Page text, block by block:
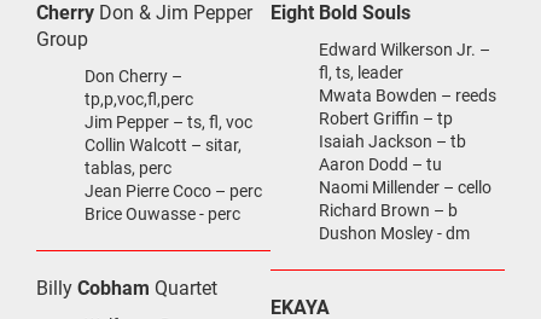
Cherry Don & Jim Pepper
Group
Don Cherry –
tp,p,voc,fl,perc
Jim Pepper – ts, fl, voc
Collin Walcott – sitar,
tablas, perc
Jean Pierre Coco – perc
Brice Ouwasse - perc
Billy Cobham Quartet
Eight Bold Souls
Edward Wilkerson Jr. –
fl, ts, leader
Mwata Bowden – reeds
Robert Griffin – tp
Isaiah Jackson – tb
Aaron Dodd – tu
Naomi Millender – cello
Richard Brown – b
Dushon Mosley - dm
EKAYA